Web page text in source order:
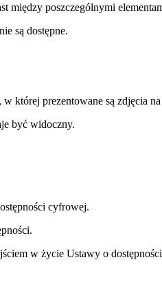
między poszczególnymi
są dostępne.
której prezentowane są zdjęcia na
być widoczny.
cyfrowej.
w życie Ustawy o